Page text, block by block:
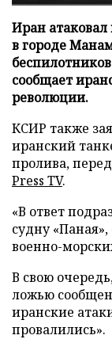
Иран
в городе
сообщает
революции.
КСИР также
иранский
пролива,
Press TV.
«В ответ
судну
военно-
В свою
ложью
иранские
провалились».